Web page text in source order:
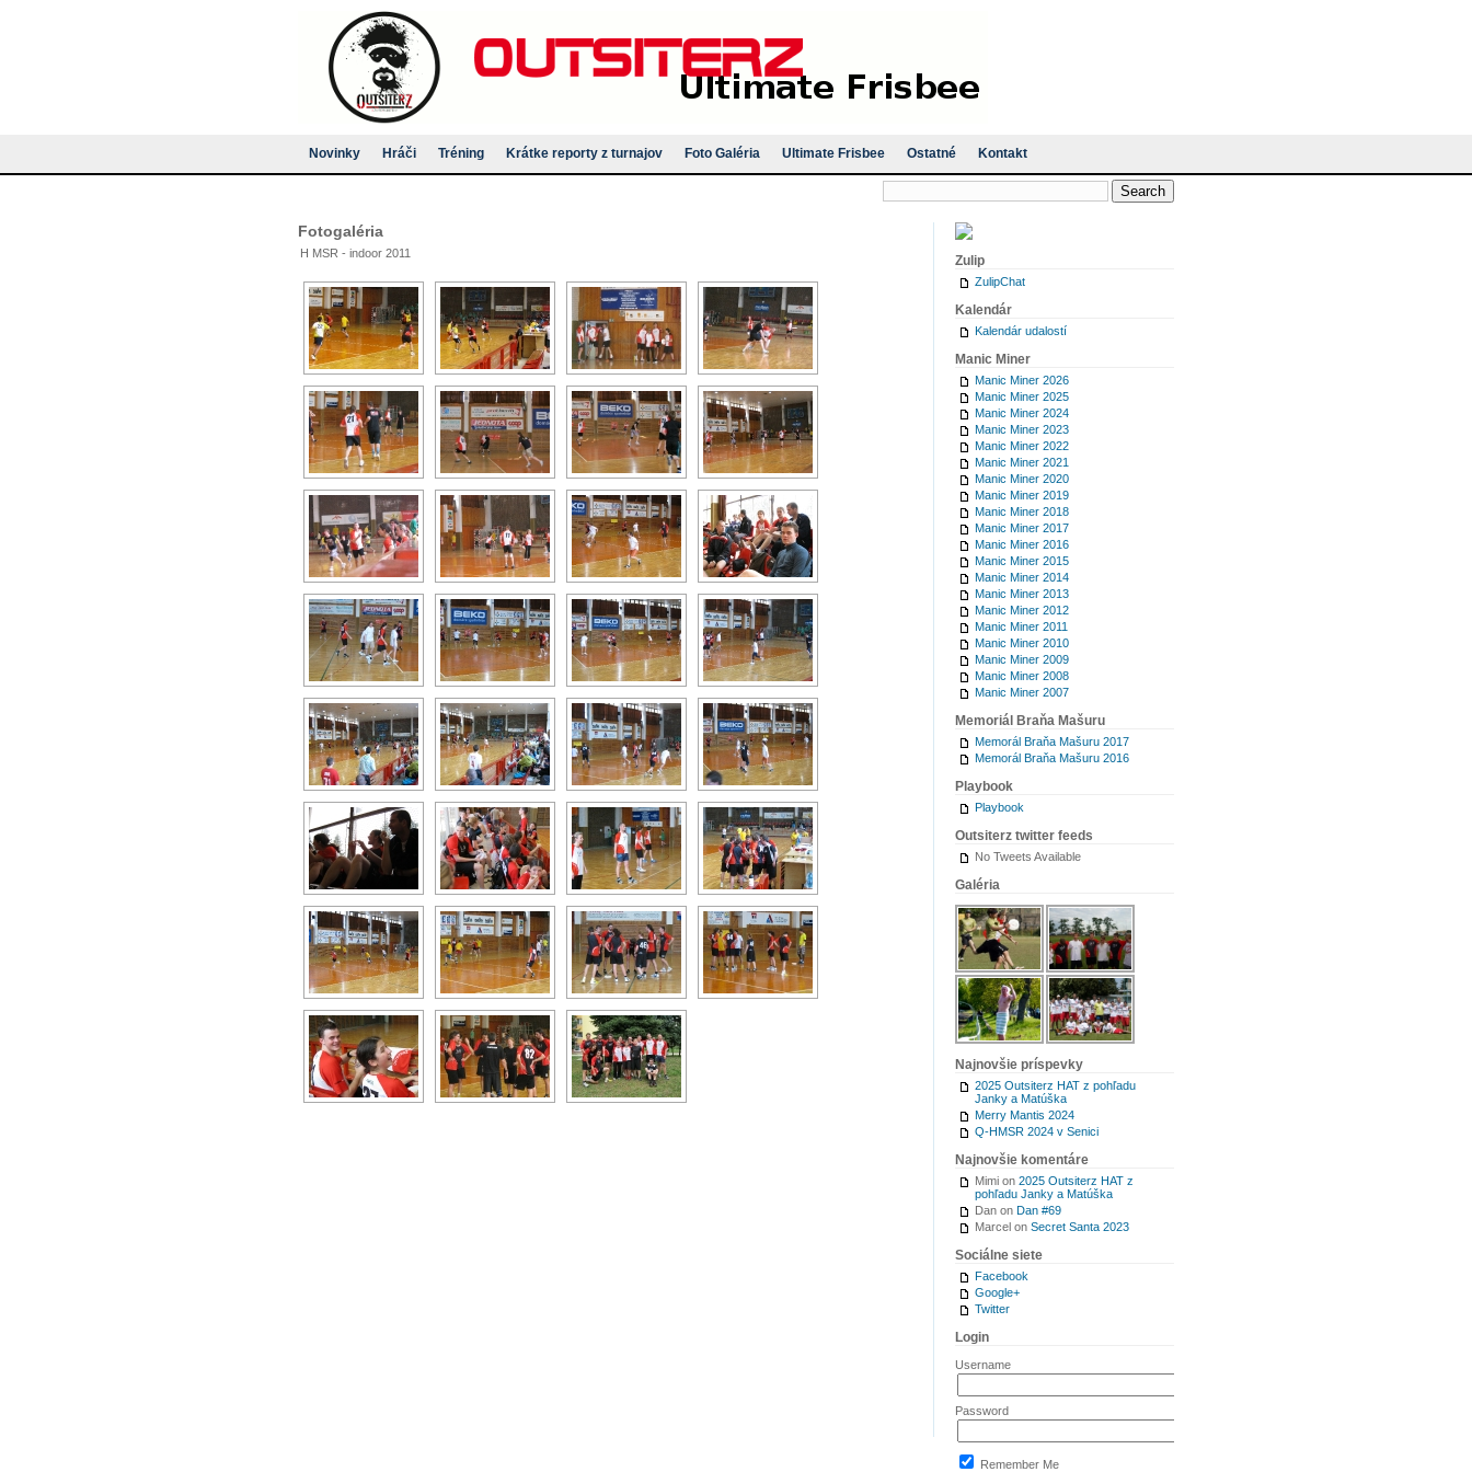
Novinky Hráči Tréning Krátke reporty z turnajov Foto Galéria Ultimate Frisbee Ostatné Kontakt
Fotogaléria
H MSR - indoor 2011
Zulip
ZulipChat
Kalendár
Kalendár udalostí
Manic Miner
Manic Miner 2026
Manic Miner 2025
Manic Miner 2024
Manic Miner 2023
Manic Miner 2022
Manic Miner 2021
Manic Miner 2020
Manic Miner 2019
Manic Miner 2018
Manic Miner 2017
Manic Miner 2016
Manic Miner 2015
Manic Miner 2014
Manic Miner 2013
Manic Miner 2012
Manic Miner 2011
Manic Miner 2010
Manic Miner 2009
Manic Miner 2008
Manic Miner 2007
Memoriál Braňa Mašuru
Memorál Braňa Mašuru 2017
Memorál Braňa Mašuru 2016
Playbook
Playbook
Outsiterz twitter feeds
No Tweets Available
Galéria
Najnovšie príspevky
2025 Outsiterz HAT z pohľadu
Janky a Matúška
Merry Mantis 2024
Q-HMSR 2024 v Senici
Najnovšie komentáre
Mimi on 2025 Outsiterz HAT z
pohľadu Janky a Matúška
Dan on Dan #69
Marcel on Secret Santa 2023
Sociálne siete
Facebook
Google+
Twitter
Login
Username
Password
Remember Me